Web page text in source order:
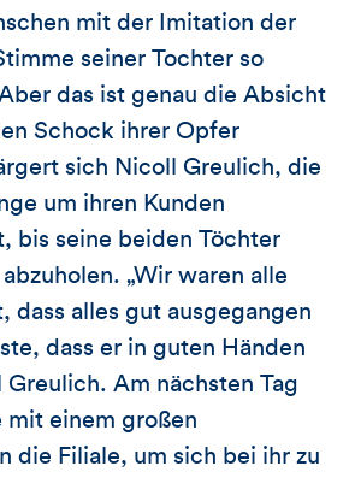
mit der Imitation der
seiner Tochter so
das ist genau die Absicht
Schock ihrer Opfer
sich Nicoll Greulich, die
um ihren Kunden
bis seine beiden Töchter
„Wir waren alle
dass alles gut ausgegangen
dass er in guten Händen
Greulich. Am nächsten Tag
mit einem großen
die Filiale, um sich bei ihr zu